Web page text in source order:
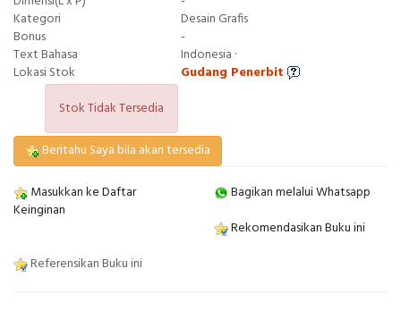
Kategori
Desain Grafis
Bonus
-
Text Bahasa
Indonesia ·
Lokasi Stok
Gudang Penerbit
Stok Tidak Tersedia
Beritahu Saya bila akan tersedia
Masukkan ke Daftar
Keinginan
Bagikan melalui Whatsapp
Rekomendasikan Buku ini
Referensikan Buku ini